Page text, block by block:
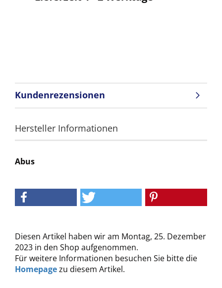
Kundenrezensionen
Hersteller Informationen
Abus
Diesen Artikel haben wir am Montag, 25. Dezember
2023 in den Shop aufgenommen.
Für weitere Informationen besuchen Sie bitte die
Homepagezu diesem Artikel.